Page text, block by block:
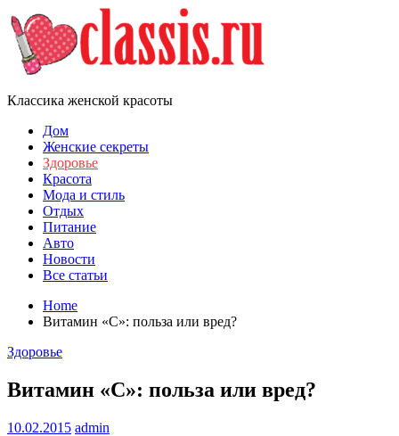
Skip
to
content
Классика женской красоты
Дом
Женские секреты
Здоровье
Красота
Мода и стиль
Отдых
Питание
Авто
Новости
Все статьи
Home
Витамин «C»: польза или вред?
Здоровье
Витамин «C»: польза или вред?
10.02.2015 admin